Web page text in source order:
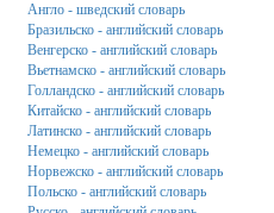
Англо - шведский словарь
Бразильско - английский словарь
Венгерско - английский словарь
Вьетнамско - английский словарь
Голландско - английский словарь
Китайско - английский словарь
Латинско - английский словарь
Немецко - английский словарь
Норвежско - английский словарь
Польско - английский словарь